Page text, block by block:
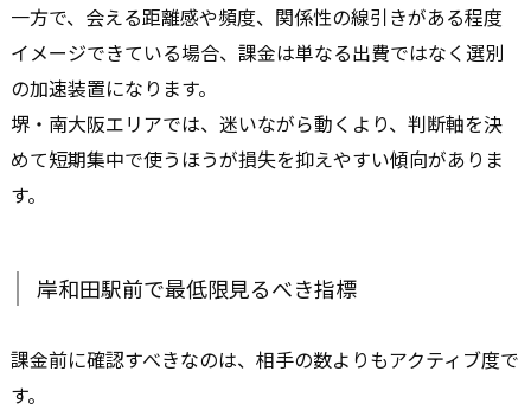
一方で、会える距離感や頻度、関係性の線引きがある程度
イメージできている場合、課金は単なる出費ではなく選別
の加速装置になります。
堺・南大阪エリアでは、迷いながら動くより、判断軸を決
めて短期集中で使うほうが損失を抑えやすい傾向がありま
す。
岸和田駅前で最低限見るべき指標
課金前に確認すべきなのは、相手の数よりもアクティブ度で
す。